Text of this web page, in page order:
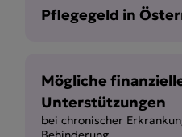
Pflegegeld in
Mögliche
Unterstützungen
bei chronischer